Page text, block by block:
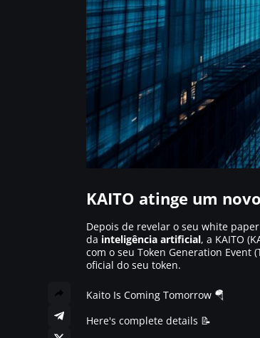
KAITO atinge um
Depois de revelar o seu white
da inteligência artificial, a KAITO
com o seu Token Generation Event
oficial do seu token.
Kaito Is Coming Tomorrow 🪂
Here's complete details 📝